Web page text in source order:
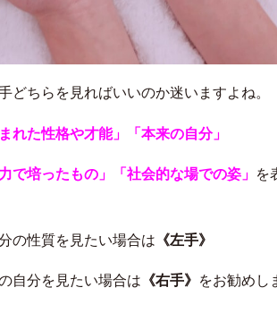
どちらを見ればいいのか迷いますよね。
れた性格や才能」「本来の自分」
で培ったもの」「社会的な場での姿」 を
の性質を見たい場合は 《左手》
自分を見たい場合は 《右手》 をお勧めし